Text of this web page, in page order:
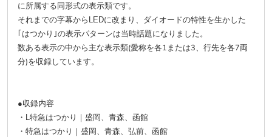
に所属する同形式の表示類です。
それまでの字幕からLEDに改まり、ダイオードの特性を生かした
｢はつかり｣の表示パターンは当時話題になりました。
数ある表示の中から主な表示類(愛称を各1または3、行先を各7両
分)を収録しています。
●収録内容
・L特急はつかり｜盛岡、青森、函館
・特急はつかり｜盛岡、青森、弘前、函館